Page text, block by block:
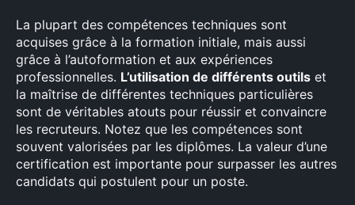
La plupart des compétences techniques sont
acquises grâce à la formation initiale, mais aussi
grâce à l’autoformation et aux expériences
professionnelles. L’utilisation de différents outils et
la maîtrise de différentes techniques particulières
sont de véritables atouts pour réussir et convaincre
les recruteurs. Notez que les compétences sont
souvent valorisées par les diplômes. La valeur d’une
certification est importante pour surpasser les autres
candidats qui postulent pour un poste.